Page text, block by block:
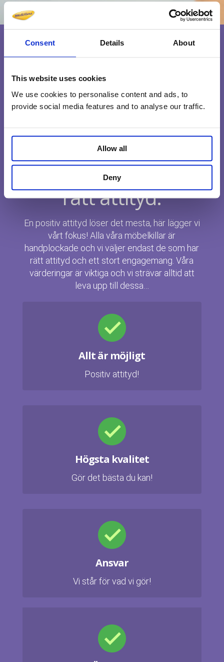
Consent Details About
This website uses cookies
We use cookies to personalise content and ads, to
provide social media features and to analyse our traffic.
Allow all
Deny
Medarbetare med
rätt attityd.
En positiv attityd löser det mesta, här lägger vi
vårt fokus! Alla våra möbelkillar är
handplockade och vi väljer endast de som har
rätt attityd och ett stort engagemang. Våra
värderingar är viktiga och vi strävar alltid att
leva upp till dessa…
Allt är möjligt
Positiv attityd!
Högsta kvalitet
Gör det bästa du kan!
Ansvar
Vi står för vad vi gör!